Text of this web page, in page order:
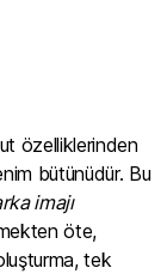
özelliklerinden
bütünüdür. Bu
imajı
öte,
tek